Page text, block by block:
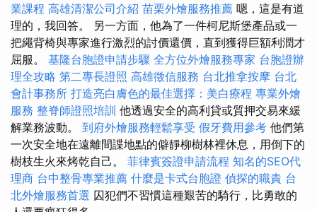
業課程 高雄清潔公司介紹 苗栗外燴服務推薦 嗯，這是有道
理的，我回答。 另一方面，他為了一件柯尼斯堡產品或一
把繩背椅與專家進行激烈的討價還價，直到獲得巨額利潤才
屈服。 基隆台胞證申請步驟 全方位外燴服務專家 台胞證辦
理全攻略 第二專長證照 高雄徵信服務 台北推拿按摩 台北
會計事務所 打造亮白膚色的最佳選擇：美白療程 專業外燴
服務 整脊師證照培訓 他透過安全的高利貸或質押交易來緩
解業務波動。 到府外燴服務輕鬆享受 假牙費用參考 他們第
一次安全地在遠離間諜地點的僻靜柳樹林裡休息，用倒下的
樹枝生火來烤乾自己。 菲律賓簽證申請流程 知名的SEO代
理商 台中整骨專業推薦 什麼是卡式台胞證 偵探的職責 台
北外燴服務首選 囚犯們不習慣這種艱苦的騎行，比勇敢的